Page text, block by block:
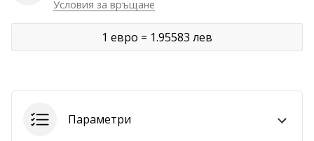
статииУсловия за връщане
1 евро = 1.95583 лев
Параметри